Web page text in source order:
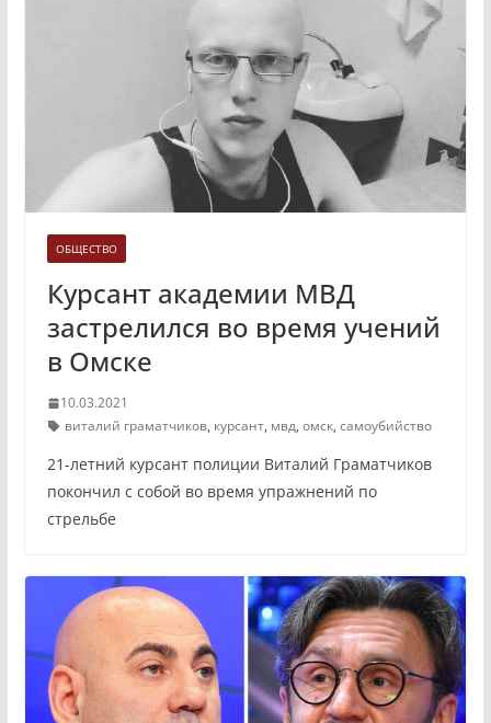
ОБЩЕСТВО
Курсант академии МВД
застрелился во время учений
в Омске
10.03.2021
виталий граматчиков, курсант, мвд, омск, самоубийство
21-летний курсант полиции Виталий Граматчиков
покончил с собой во время упражнений по
стрельбе